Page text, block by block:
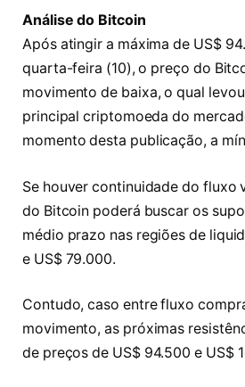
Análise do Bitcoin
Após atingir a máxima de US$
quarta-feira (10), o preço do
movimento de baixa, o qual
principal criptomoeda do
momento desta publicação, a
Se houver continuidade do fluxo
do Bitcoin poderá buscar os
médio prazo nas regiões de
e US$ 79.000.
Contudo, caso entre fluxo
movimento, as próximas
de preços de US$ 94.500 e US$